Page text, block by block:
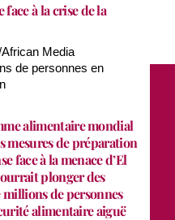
à la crise de la
Media
de personnes en
alimentaire mondial
mesures de préparation
face à la menace d’El
plonger des
millions de personnes
alimentaire aiguë